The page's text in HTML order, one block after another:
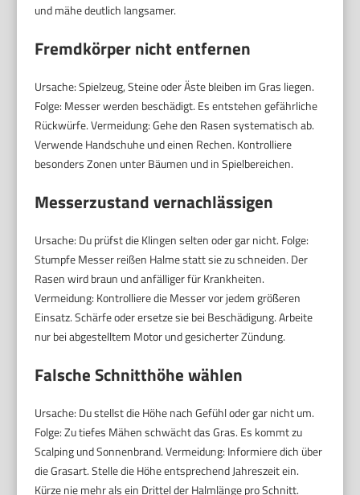
und mähe deutlich langsamer.
Fremdkörper nicht entfernen
Ursache: Spielzeug, Steine oder Äste bleiben im Gras liegen.
Folge: Messer werden beschädigt. Es entstehen gefährliche
Rückwürfe. Vermeidung: Gehe den Rasen systematisch ab.
Verwende Handschuhe und einen Rechen. Kontrolliere
besonders Zonen unter Bäumen und in Spielbereichen.
Messerzustand vernachlässigen
Ursache: Du prüfst die Klingen selten oder gar nicht. Folge:
Stumpfe Messer reißen Halme statt sie zu schneiden. Der
Rasen wird braun und anfälliger für Krankheiten.
Vermeidung: Kontrolliere die Messer vor jedem größeren
Einsatz. Schärfe oder ersetze sie bei Beschädigung. Arbeite
nur bei abgestelltem Motor und gesicherter Zündung.
Falsche Schnitthöhe wählen
Ursache: Du stellst die Höhe nach Gefühl oder gar nicht um.
Folge: Zu tiefes Mähen schwächt das Gras. Es kommt zu
Scalping und Sonnenbrand. Vermeidung: Informiere dich über
die Grasart. Stelle die Höhe entsprechend Jahreszeit ein.
Kürze nie mehr als ein Drittel der Halmlänge pro Schnitt.